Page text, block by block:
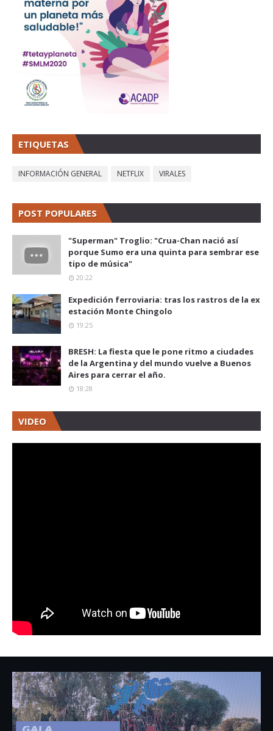
ETIQUETAS
INFORMACIÓN GENERAL NETFLIX VIRALES
POST POPULARES
"Superman" Troglio: "Crua-Chan nació así
porque Sumo era una quinta para sembrar ese
tipo de música"
20:22
Expedición ferroviaria: tras los rastros de la ex
estación Monte Chingolo
19:25
BRESH: La fiesta que le pone ritmo a ciudades
de la Argentina y del mundo vuelve a Buenos
Aires para cerrar el año.
18:28
VIDEO